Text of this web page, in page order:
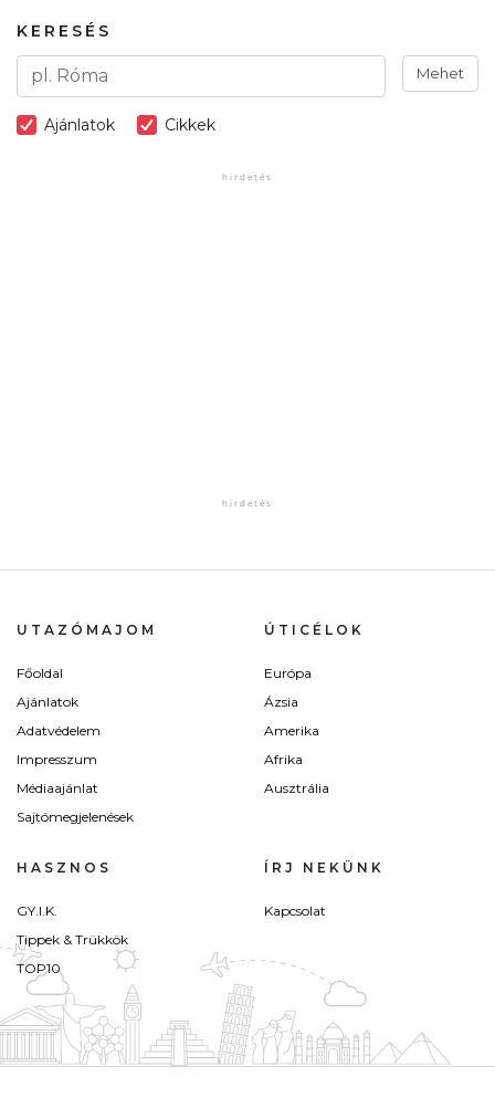
KERESÉS
Mehet
Ajánlatok Cikkek
UTAZÓMAJOM
Főoldal
Ajánlatok
Adatvédelem
Impresszum
Médiaajánlat
Sajtómegjelenések
ÚTICÉLOK
Európa
Ázsia
Amerika
Afrika
Ausztrália
HASZNOS
GY.I.K.
Tippek & Trükkök
TOP10
ÍRJ NEKÜNK
Kapcsolat